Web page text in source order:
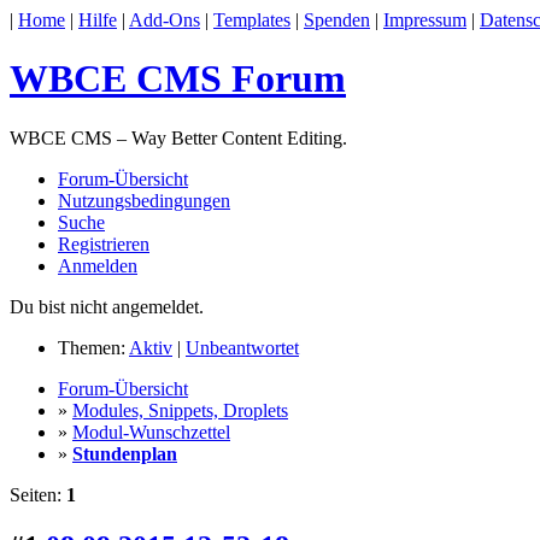
| Home | Hilfe | Add-Ons | Templates | Spenden | Impressum |
WBCE CMS Forum
WBCE CMS – Way Better Content Editing.
Forum-Übersicht
Nutzungsbedingungen
Suche
Registrieren
Anmelden
Du bist nicht angemeldet.
Themen: Aktiv | Unbeantwortet
Forum-Übersicht
» Modules, Snippets, Droplets
» Modul-Wunschzettel
» Stundenplan
Seiten: 1